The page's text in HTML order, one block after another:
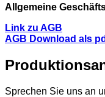
Allgemeine
Link zu AGB
AGB Download als
Sprechen Sie uns an